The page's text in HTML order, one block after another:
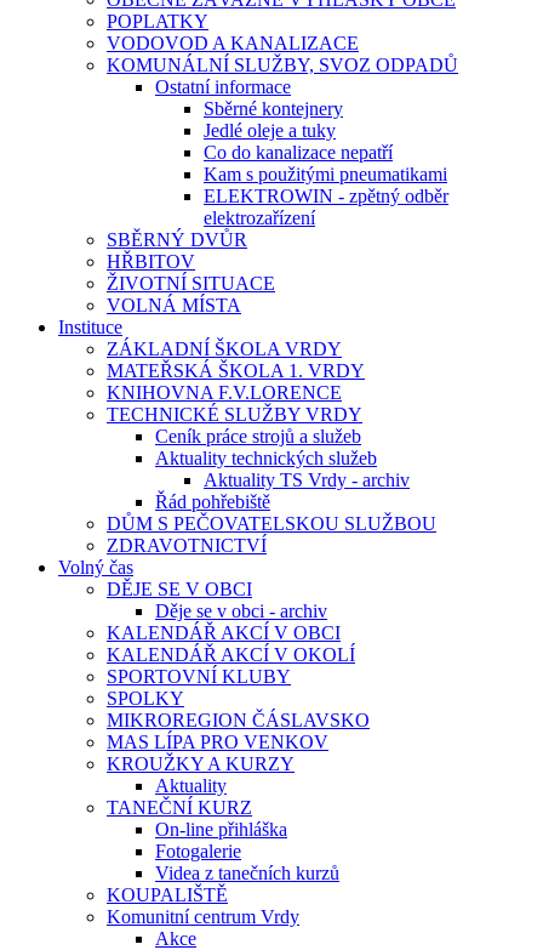
POPLATKY
VODOVOD A KANALIZACE
KOMUNÁLNÍ SLUŽBY, SVOZ ODPADŮ
Ostatní informace
Sběrné kontejnery
Jedlé oleje a tuky
Co do kanalizace nepatří
Kam s použitými pneumatikami
ELEKTROWIN - zpětný odběr
elektrozařízení
SBĚRNÝ DVŮR
HŘBITOV
ŽIVOTNÍ SITUACE
VOLNÁ MÍSTA
Instituce
ZÁKLADNÍ ŠKOLA VRDY
MATEŘSKÁ ŠKOLA 1. VRDY
KNIHOVNA F.V.LORENCE
TECHNICKÉ SLUŽBY VRDY
Ceník práce strojů a služeb
Aktuality technických služeb
Aktuality TS Vrdy - archiv
Řád pohřebiště
DŮM S PEČOVATELSKOU SLUŽBOU
ZDRAVOTNICTVÍ
Volný čas
DĚJE SE V OBCI
Děje se v obci - archiv
KALENDÁŘ AKCÍ V OBCI
KALENDÁŘ AKCÍ V OKOLÍ
SPORTOVNÍ KLUBY
SPOLKY
MIKROREGION ČÁSLAVSKO
MAS LÍPA PRO VENKOV
KROUŽKY A KURZY
Aktuality
TANEČNÍ KURZ
On-line přihláška
Fotogalerie
Videa z tanečních kurzů
KOUPALIŠTĚ
Komunitní centrum Vrdy
Akce